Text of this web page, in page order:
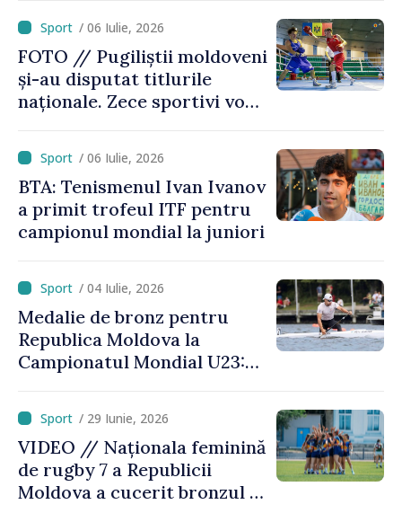
americanul Folarin Balogun
/ 06 Iulie, 2026
FOTO // Pugiliștii moldoveni
și-au disputat titlurile
naționale. Zece sportivi vor
/ 06 Iulie, 2026
BTA: Tenismenul Ivan Ivanov
a primit trofeul ITF pentru
campionul mondial la juniori
/ 04 Iulie, 2026
Medalie de bronz pentru
Republica Moldova la
Campionatul Mondial U23:
urcat pe podium
/ 29 Iunie, 2026
VIDEO // Naționala feminină
de rugby 7 a Republicii
Moldova a cucerit bronzul la